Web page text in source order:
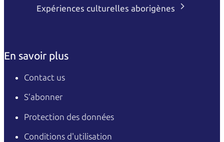
Expériences culturelles aborigènes
En savoir plus
Contact us
S’abonner
Protection des données
Conditions d'utilisation